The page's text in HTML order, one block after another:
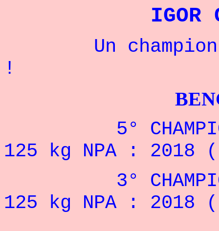
IGOR
Un champion
!
5°
125 kg NPA : 2018
3°
125 kg NPA : 2018